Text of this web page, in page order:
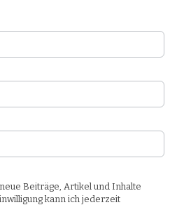
Beiträge, Artikel und Inhalte
kann ich jederzeit